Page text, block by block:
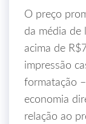
O preço
da média de
acima de
impressão
formatação
economia
relação ao